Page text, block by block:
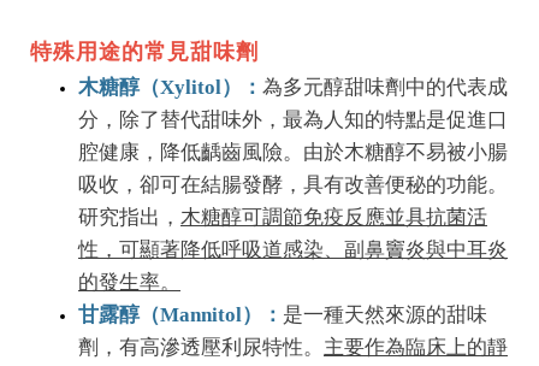
特殊用途的常見甜味劑
木糖醇（Xylitol）： 為多元醇甜味劑中的代表成
分，除了替代甜味外，最為人知的特點是促進口
腔健康，降低齲齒風險。由於木糖醇不易被小腸
吸收，卻可在結腸發酵，具有改善便秘的功能。
研究指出， 木糖醇可調節免疫反應並具抗菌活
性，可顯著降低呼吸道感染、副鼻竇炎與中耳炎
的發生率。
甘露醇（Mannitol）： 是一種天然來源的甜味
劑，有高滲透壓利尿特性。 主要作為臨床上的靜